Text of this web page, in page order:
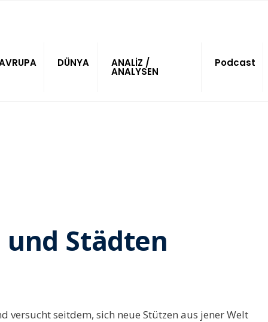
DÜNYA ANALİZ /
ANALYSEN
Podcast
Städten
versucht seitdem, sich neue Stützen aus jener Welt